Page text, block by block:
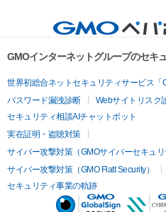
GMOインターネットグループのセキ
世界初総合ネットセキュリティサービス「
パスワード漏洩診断
Webサイトリスク
セキュリティ相談AIチャットボット
実在証明・盗聴対策
サイバー攻撃対策（GMOサイバーセキュリ
サイバー攻撃対策（GMO Flatt Security）
セキュリティ事業の軌跡